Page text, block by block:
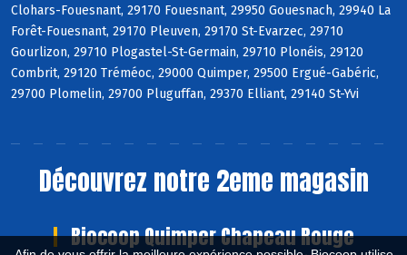
Clohars-Fouesnant, 29170 Fouesnant, 29950 Gouesnach, 29940 La
Forêt-Fouesnant, 29170 Pleuven, 29170 St-Evarzec, 29710
Gourlizon, 29710 Plogastel-St-Germain, 29710 Plonéis, 29120
Combrit, 29120 Tréméoc, 29000 Quimper, 29500 Ergué-Gabéric,
29700 Plomelin, 29700 Pluguffan, 29370 Elliant, 29140 St-Yvi
Découvrez notre 2eme magasin
Biocoop Quimper Chapeau Rouge